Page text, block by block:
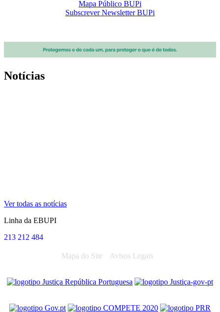
Mapa Público BUPi
Subscrever Newsletter BUPi
Notícias
Ver todas as notícias
Linha da EBUPI
213 212 484
Mapa do Site Avisos Legais